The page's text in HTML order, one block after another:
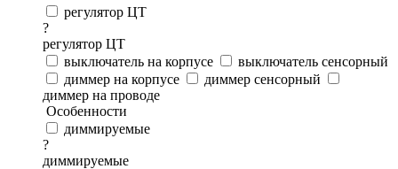
регулятор ЦТ
?
регулятор ЦТ
выключатель на корпусе
выключатель сенсорный
диммер на корпусе
диммер сенсорный
диммер на проводе
Особенности
диммируемые
?
диммируемые